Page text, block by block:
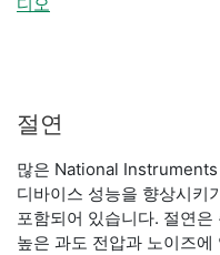
디오
절연
많은 National Instruments
디바이스 성능을 향상시키
포함되어 있습니다. 절연
높은 과도 전압과 노이즈에